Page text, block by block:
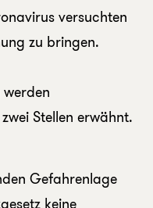
versuchten
zu bringen.
Stellen erwähnt.
Gefahrenlage